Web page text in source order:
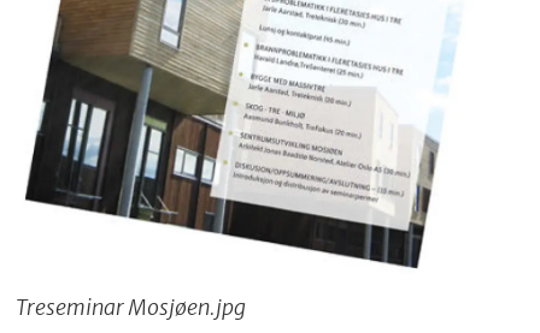
Treseminar Mosjøen.jpg